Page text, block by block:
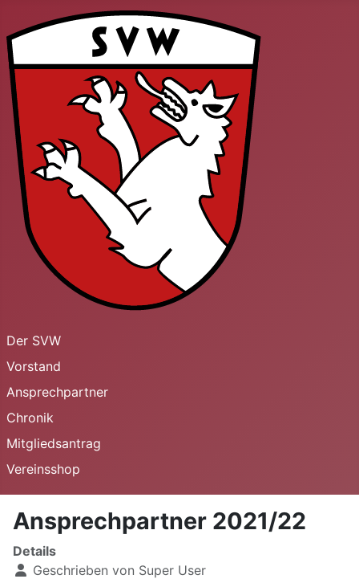
Der SVW
Vorstand
Ansprechpartner
Chronik
Mitgliedsantrag
Vereinsshop
Ansprechpartner 2021/22
Details
Geschrieben von Super User